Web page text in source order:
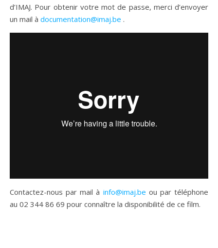
d’IMAJ. Pour obtenir votre mot de passe, merci d’envoyer
un mail à documentation@imaj.be .
Contactez-nous par mail à info@imaj.be ou par téléphone
au 02 344 86 69 pour connaître la disponibilité de ce film.